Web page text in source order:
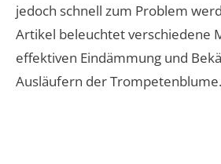
jedoch schnell zum Problem
Artikel beleuchtet verschiedene
effektiven Eindämmung und
Ausläufern der Trompetenblume.